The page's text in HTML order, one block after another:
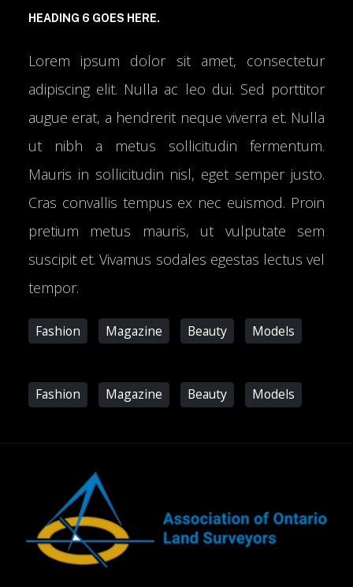
HEADING 6 GOES HERE.
Lorem ipsum dolor sit amet, consectetur
adipiscing elit. Nulla ac leo dui. Sed porttitor
augue erat, a hendrerit neque viverra et. Nulla
ut nibh a metus sollicitudin fermentum.
Mauris in sollicitudin nisl, eget semper justo.
Cras convallis tempus ex nec euismod. Proin
pretium metus mauris, ut vulputate sem
suscipit et. Vivamus sodales egestas lectus vel
tempor.
Fashion Magazine Beauty Models
Fashion Magazine Beauty Models